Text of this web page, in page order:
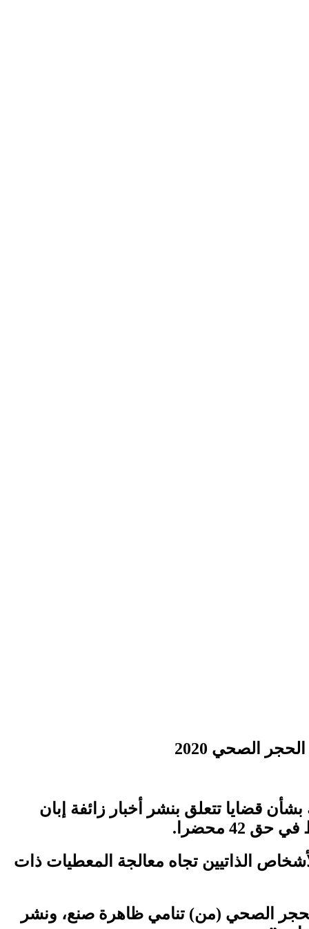
أو الدرك بشأن قضايا تتعلق بنشر أخبار زائفة إبان
تدخل في إطار القانون رقم 09.08 المتعلق بحماية الأشخاص الذاتيين تجاه معالجة المعطيات ذات
الصحي (من) تنامي ظاهرة صنع، ونشر